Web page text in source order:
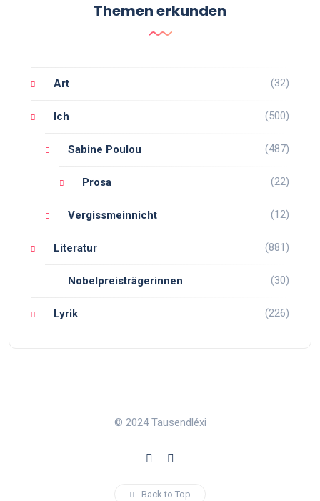
Themen erkunden
Art (32)
Ich (500)
Sabine Poulou (487)
Prosa (22)
Vergissmeinnicht (12)
Literatur (881)
Nobelpreisträgerinnen (30)
Lyrik (226)
© 2024 Tausendléxi
Back to Top